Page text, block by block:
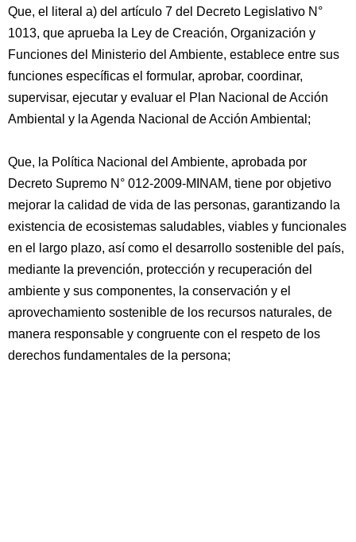
Que, el literal a) del artículo 7 del Decreto Legislativo N°
1013, que aprueba la Ley de Creación, Organización y
Funciones del Ministerio del Ambiente, establece entre sus
funciones específicas el formular, aprobar, coordinar,
supervisar, ejecutar y evaluar el Plan Nacional de Acción
Ambiental y la Agenda Nacional de Acción Ambiental;
Que, la Política Nacional del Ambiente, aprobada por
Decreto Supremo N° 012-2009-MINAM, tiene por objetivo
mejorar la calidad de vida de las personas, garantizando la
existencia de ecosistemas saludables, viables y funcionales
en el largo plazo, así como el desarrollo sostenible del país,
mediante la prevención, protección y recuperación del
ambiente y sus componentes, la conservación y el
aprovechamiento sostenible de los recursos naturales, de
manera responsable y congruente con el respeto de los
derechos fundamentales de la persona;